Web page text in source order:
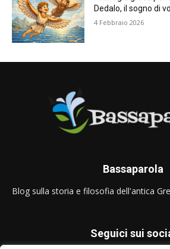
Dedalo, il sogno di
4 Febbraio 2026
Bassaparola
Blog sulla storia e filosofia dell'antica
Seguici sui